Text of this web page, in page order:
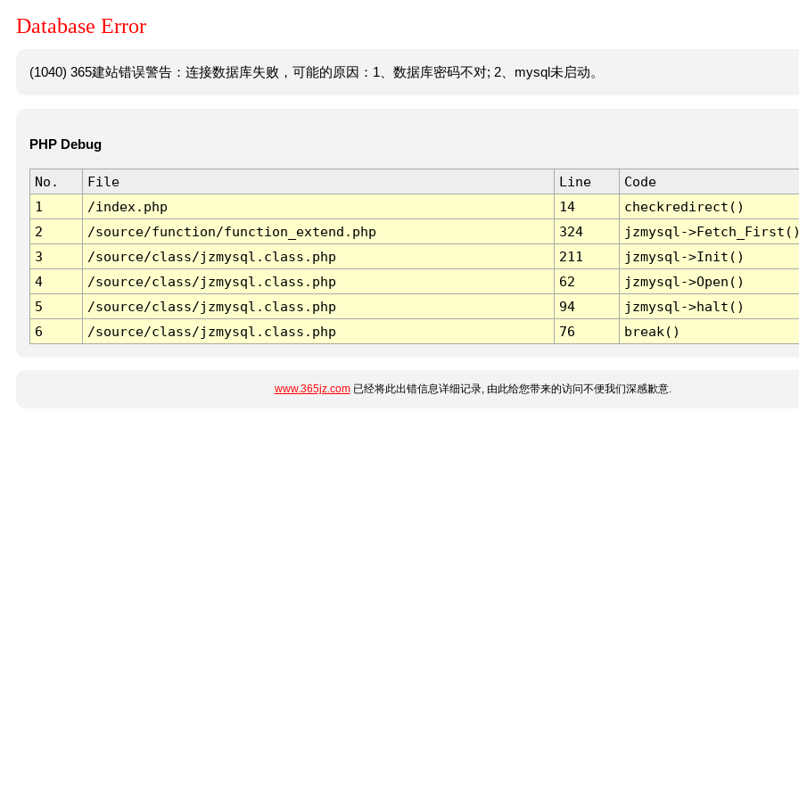
Database Error
(1040) 365建站错误警告：连接数据库失败，可能的原因：1、数据库密码不对; 2、mysql未启动。
PHP Debug
No. File Line
Code
1
/index.php 14
checkredirect()
2
/source/function/function_extend.php 324
jzmysql-
3
/source/class/jzmysql.class.php 211
jzmysql->Init()
4
/source/class/jzmysql.class.php 62
jzmysql->Open()
5
/source/class/jzmysql.class.php 94
jzmysql->halt()
6
/source/class/jzmysql.class.php 76 break()
www.365jz.com已经将此出错信息详细记录, 由此给您带来的访问不便我们深感歉意.